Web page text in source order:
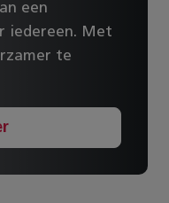
een
iedereen. Met
te